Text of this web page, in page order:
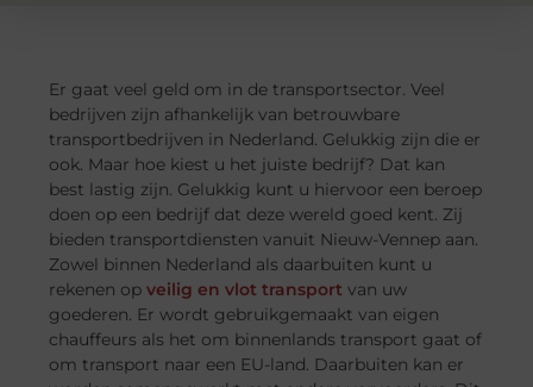
Er gaat veel geld om in de transportsector. Veel
bedrijven zijn afhankelijk van betrouwbare
transportbedrijven in Nederland. Gelukkig zijn die er
ook. Maar hoe kiest u het juiste bedrijf? Dat kan
best lastig zijn. Gelukkig kunt u hiervoor een beroep
doen op een bedrijf dat deze wereld goed kent. Zij
bieden transportdiensten vanuit Nieuw-Vennep aan.
Zowel binnen Nederland als daarbuiten kunt u
rekenen opveilig en vlot transport van uw
goederen. Er wordt gebruikgemaakt van eigen
chauffeurs als het om binnenlands transport gaat of
om transport naar een EU-land. Daarbuiten kan er